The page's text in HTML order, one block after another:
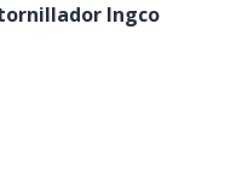
Ingco